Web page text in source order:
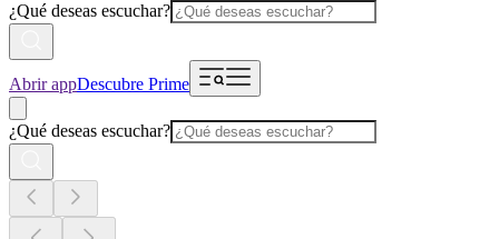
¿Qué deseas escuchar?
Abrir appDescubre Prime
¿Qué deseas escuchar?